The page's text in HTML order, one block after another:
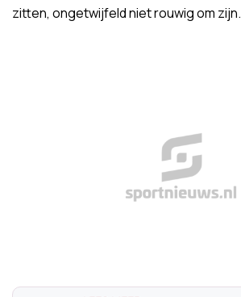
zitten, ongetwijfeld niet rouwig om zijn.